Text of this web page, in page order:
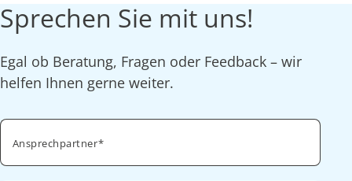
Sprechen Sie mit uns!
Egal ob Beratung, Fragen oder Feedback – wir
helfen Ihnen gerne weiter.
Ansprechpartner